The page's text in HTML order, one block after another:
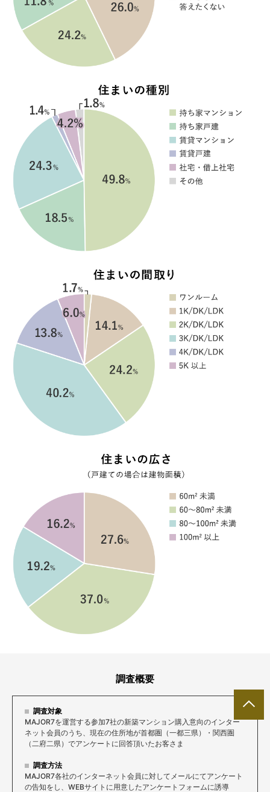
調査概要
調査対象
MAJOR7を運営する参加7社の新築マンション購入意向のインター
ネット会員のうち、現在の住所地が首都圏（一都三県）・関西圏
（二府二県）でアンケートに回答頂いたお客さま
調査方法
MAJOR7各社のインターネット会員に対してメールにてアンケート
の告知をし、WEBサイトに用意したアンケートフォームに誘導